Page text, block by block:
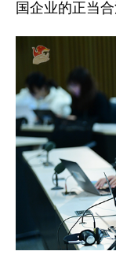
国企业的正当合